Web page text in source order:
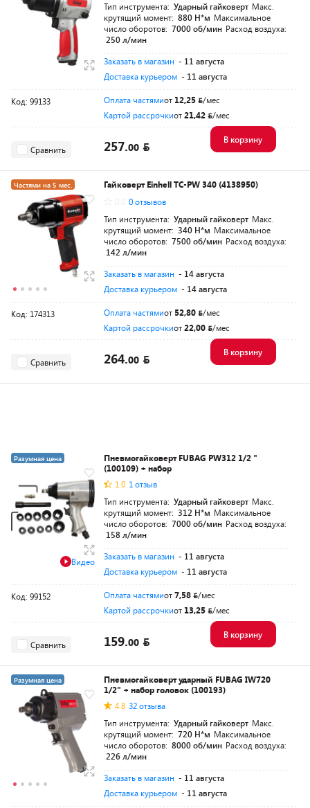
Тип инструмента: Ударный гайковерт Макс.
крутящий момент: 880 Н*м Максимальное
число оборотов: 7000 об/мин Расход воздуха:
250 л/мин
Заказать в магазин - 11 августа
Доставка курьером - 11 августа
Код: 99133 Оплата частямиот 12,25
/мес
Картой рассрочкиот21,42 /мес
Сравнить 257.00
В корзину
Частями на 5 мес.
Разумная цена
Гайковерт Einhell TC-PW 340 (4138950)
0 отзывов
Тип инструмента: Ударный гайковерт Макс.
крутящий момент: 340 Н*м Максимальное
число оборотов: 7500 об/мин Расход воздуха:
142 л/мин
Заказать в магазин - 14 августа
Доставка курьером - 14 августа
Код: 174313 Оплата частямиот 52,80
/мес
Картой рассрочкиот22,00 /мес
Сравнить 264.00
В корзину
Разумная цена
Видео
Пневмогайковерт FUBAG PW312 1/2 "
(100109) + набор
1.0 1 отзыв
Тип инструмента: Ударный гайковерт Макс.
крутящий момент: 312 Н*м Максимальное
число оборотов: 7000 об/мин Расход воздуха:
158 л/мин
Заказать в магазин - 11 августа
Доставка курьером - 11 августа
Код: 99152 Оплата частямиот7,58
/мес
Картой рассрочкиот 13,25 /мес
Сравнить 159.00
В корзину
Разумная цена
Пневмогайковерт ударный FUBAG IW720
1/2" + набор головок (100193)
4.8 32 отзыва
Тип инструмента: Ударный гайковерт Макс.
крутящий момент: 720 Н*м Максимальное
число оборотов: 8000 об/мин Расход воздуха:
226 л/мин
Заказать в магазин - 11 августа
Доставка курьером - 11 августа